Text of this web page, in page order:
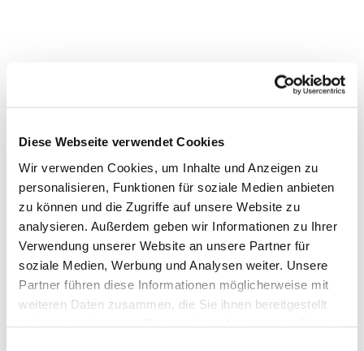
Diese Webseite verwendet Cookies
Wir verwenden Cookies, um Inhalte und Anzeigen zu
personalisieren, Funktionen für soziale Medien anbieten
zu können und die Zugriffe auf unsere Website zu
analysieren. Außerdem geben wir Informationen zu Ihrer
Verwendung unserer Website an unsere Partner für
soziale Medien, Werbung und Analysen weiter. Unsere
Partner führen diese Informationen möglicherweise mit
weiteren Daten zusammen, die Sie ihnen bereitgestellt
interessieren